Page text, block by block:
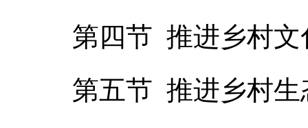
第四节 推进乡村文
第五节 推进乡村生